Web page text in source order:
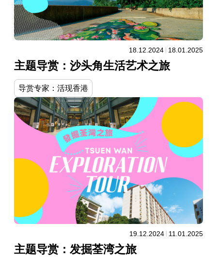
18.12.2024 18.01.2025
主题导赏：沙头角生活艺术之旅
导赏专家：活现香港
19.12.2024 11.01.2025
主题导赏：发掘荃湾之旅